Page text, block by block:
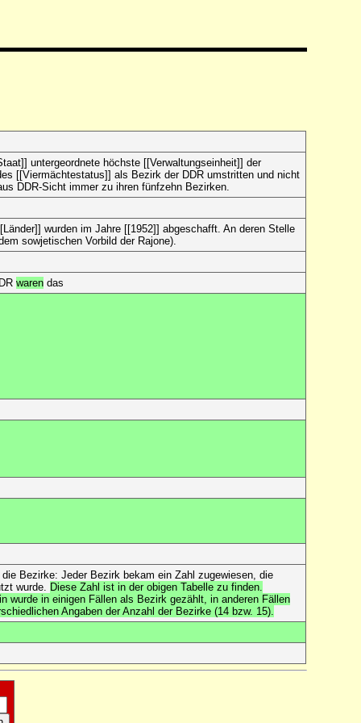
untergeordnete höchste [[Verwaltungseinheit]] der
[[Viermächtestatus]] als Bezirk der DDR umstritten und nicht
DDR-Sicht immer zu ihren fünfzehn Bezirken.
wurden im Jahre [[1952]] abgeschafft. An deren Stelle
sowjetischen Vorbild der Rajone).
waren das
Bezirke: Jeder Bezirk bekam ein Zahl zugewiesen, die
wurde.
Diese Zahl ist in der obigen Tabelle zu finden.
wurde in einigen Fällen als Bezirk gezählt, in anderen Fällen
Angaben der Anzahl der Bezirke (14 bzw. 15).